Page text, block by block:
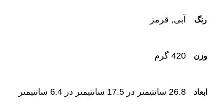
رنگ آبی, قرمز
وزن 420 گرم
ابعاد ‎26.8 سانتیمتر در 17.5 سانتیمتر در 6.4 سانتیمتر